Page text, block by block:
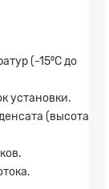
(-15⁰C до
установки.
(высота